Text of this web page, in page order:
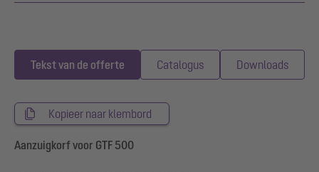
Tekst van de offerte Catalogus Downloads
Kopieer naar klembord
Aanzuigkorf voor GTF 500